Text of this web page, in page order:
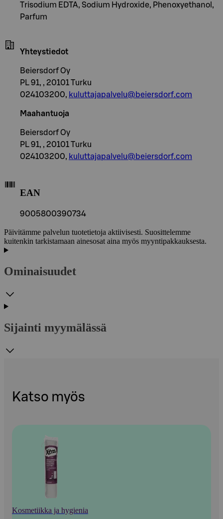
Trisodium EDTA, Sodium Hydroxide, Phenoxyethanol,
Parfum
Yhteystiedot
Beiersdorf Oy
PL 91, , 20101 Turku
024103200, kuluttajapalvelu@beiersdorf.com
Maahantuoja
Beiersdorf Oy
PL 91, , 20101 Turku
024103200, kuluttajapalvelu@beiersdorf.com
EAN
9005800390734
Päivitämme palvelun tuotetietoja aktiivisesti. Suosittelemme
kuitenkin tarkistamaan ainesosat aina myös myyntipakkauksesta.
Ominaisuudet
Sijainti myymälässä
Katso myös
Kosmetiikka ja hygienia